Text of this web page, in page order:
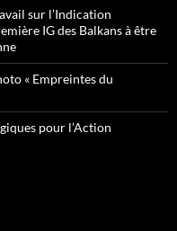
sur l’Indication
IG des Balkans à être
« Empreintes du
pour l’Action